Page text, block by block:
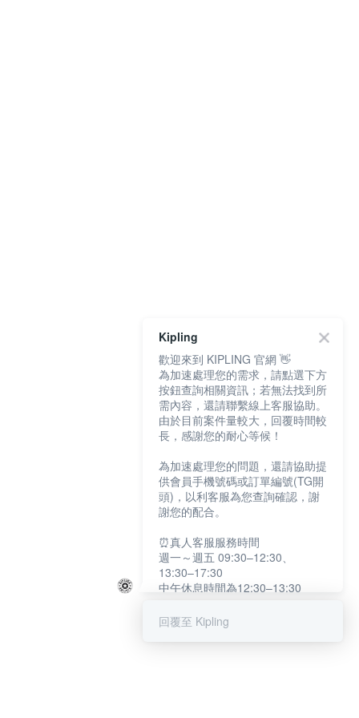
Kipling
歡迎來到 KIPLING 官網 👋
為加速處理您的需求，請點選下方
按鈕查詢相關資訊；若無法找到所
需內容，還請聯繫線上客服協助。
由於目前案件量較大，回覆時間較
長，感謝您的耐心等候！
為加速處理您的問題，還請協助提
供會員手機號碼或訂單編號(TG開
頭)，以利客服為您查詢確認，謝
謝您的配合。
⏰真人客服服務時間
週一～週五 09:30–12:30、
13:30–17:30
中午休息時間為12:30–13:30
提醒您：系統會自動已讀訊息，如
回覆至 Kipling